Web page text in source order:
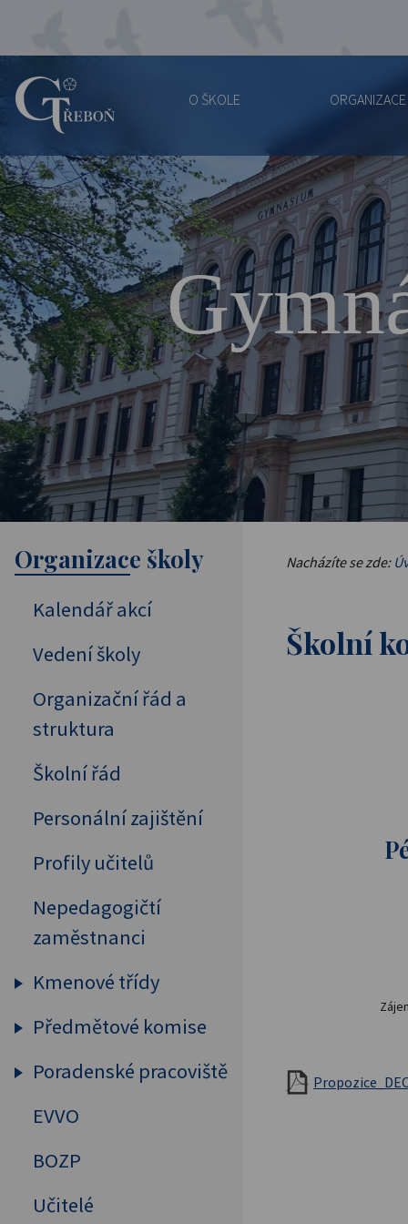
Gymnázium
Třeboň
O ŠKOLE
Nacházíte se zde:
Školní
Organizace školy
Kalendář akcí
Vedení školy
Organizační řád a
struktura
Školní řád
Personální zajištění
Profily učitelů
Nepedagogičtí
zaměstnanci
Kmenové třídy
Prima
Sekunda
Sexta
Předmětové komise
Humanitní předměty
Tělesná výchova
Poradenské pracoviště
Primární prevence
EVVO
BOZP
Učitelé